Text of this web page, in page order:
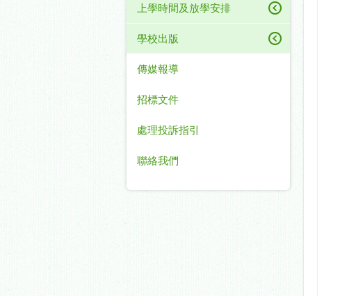
上學時間及放學安排
學校出版
傳媒報導
招標文件
處理投訴指引
聯絡我們